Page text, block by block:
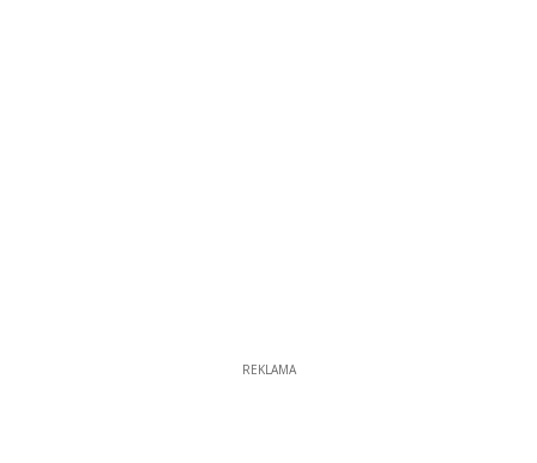
REKLAMA